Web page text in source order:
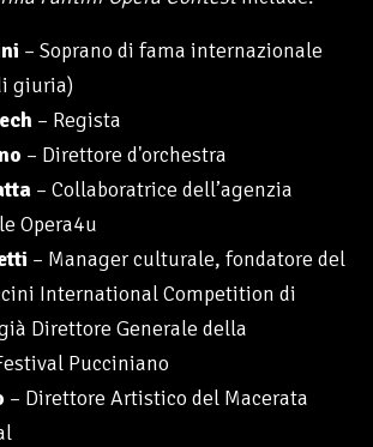
– Soprano di fama internazionale
giuria)
– Regista
– Direttore d'orchestra
– Collaboratrice dell’agenzia
Opera4u
– Manager culturale, fondatore del
International Competition di
Direttore Generale della
Pucciniano
– Direttore Artistico del Macerata